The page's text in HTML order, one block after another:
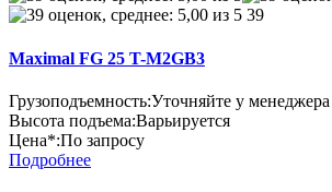
39
Maximal FG 25 T-M2GB3
Грузоподъемность:Уточняйте у менеджера
Высота подъема:Варьируется
Цена*:По запросу
Подробнее